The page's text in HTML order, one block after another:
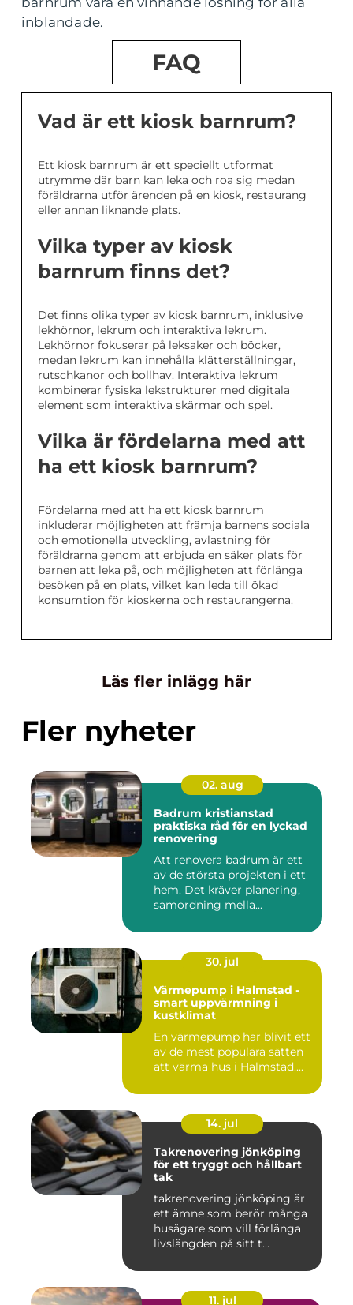
inblandade.
FAQ
Vad är ett kiosk barnrum?
Ett kiosk barnrum är ett speciellt utformat
utrymme där barn kan leka och roa sig medan
föräldrarna utför ärenden på en kiosk, restaurang
eller annan liknande plats.
Vilka typer av kiosk
barnrum finns det?
Det finns olika typer av kiosk barnrum, inklusive
lekhörnor, lekrum och interaktiva lekrum.
Lekhörnor fokuserar på leksaker och böcker,
medan lekrum kan innehålla klätterställningar,
rutschkanor och bollhav. Interaktiva lekrum
kombinerar fysiska lekstrukturer med digitala
element som interaktiva skärmar och spel.
Vilka är fördelarna med att
ha ett kiosk barnrum?
Fördelarna med att ha ett kiosk barnrum
inkluderar möjligheten att främja barnens sociala
och emotionella utveckling, avlastning för
föräldrarna genom att erbjuda en säker plats för
barnen att leka på, och möjligheten att förlänga
besöken på en plats, vilket kan leda till ökad
konsumtion för kioskerna och restaurangerna.
Läs fler inlägg här
Fler nyheter
02. aug
Badrum kristianstad
praktiska råd för en lyckad
renovering
Att renovera badrum är ett
av de största projekten i ett
hem. Det kräver planering,
samordning mella...
30. jul
Värmepump i Halmstad -
smart uppvärmning i
kustklimat
En värmepump har blivit ett
av de mest populära sätten
att värma hus i Halmstad....
14. jul
Takrenovering jönköping
för ett tryggt och hållbart
tak
takrenovering jönköping är
ett ämne som berör många
husägare som vill förlänga
livslängden på sitt t...
11. jul